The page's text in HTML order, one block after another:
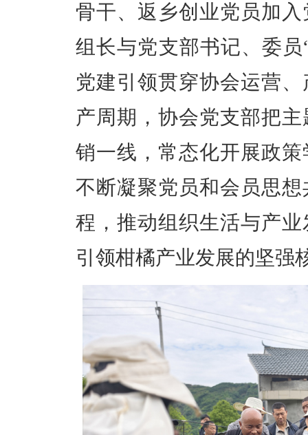
骨干、返乡创业党员加
组长与党支部书记、委员
党建引领贯穿协会运营
产周期，协会党支部把主
销一线，常态化开展政
不断凝聚党员和会员思
程，推动组织生活与产
引领柑橘产业发展的坚强